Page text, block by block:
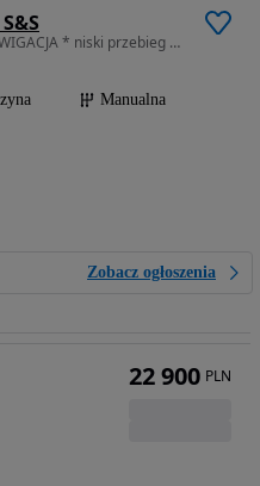
1364 cm3 • 140 KM • BENZYNA * NAWIGACJA * niski przebieg * super * okazja * ASO Opel
Manualna
Zobacz ogłoszenia
22 900 PLN